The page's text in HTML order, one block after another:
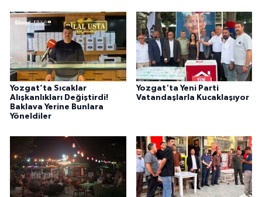
Yozgat’ta Sıcaklar
Alışkanlıkları Değiştirdi!
Baklava Yerine Bunlara
Yöneldiler
Yozgat'ta Yeni Parti
Vatandaşlarla Kucaklaşıyor